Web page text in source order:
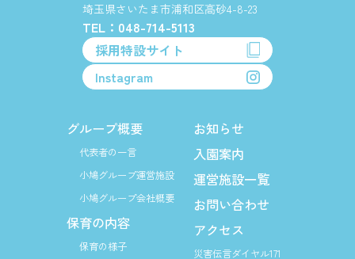
埼玉県さいたま市浦和区高砂4-8-23
TEL：048-714-5113
採用特設サイト
Instagram
グループ概要
代表者の一言
小鳩グループ運営施設
小鳩グループ会社概要
保育の内容
保育の様子
お知らせ
入園案内
運営施設一覧
お問い合わせ
アクセス
災害伝言ダイヤル171